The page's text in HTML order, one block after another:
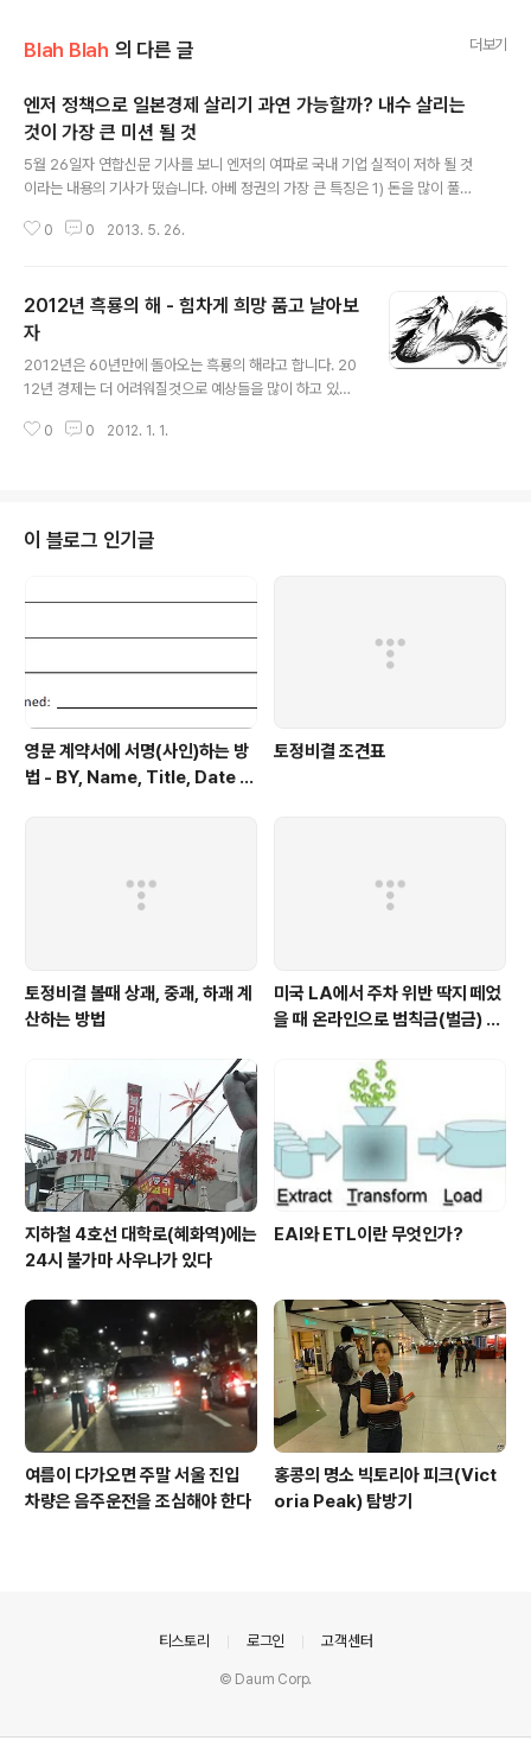
Blah Blah 의 다른 글 더보기
엔저 정책으로 일본경제 살리기 과연 가능할까? 내수 살리는
것이 가장 큰 미션 될 것
5월 26일자 연합신문 기사를 보니 엔저의 여파로 국내 기업 실적이 저하 될 것
이라는 내용의 기사가 떴습니다. 아베 정권의 가장 큰 특징은 1) 돈을 많이 풀어
것. 이를 통해 실제로 일본의 수출시장은 숨통이 좀 트인 것 같아 보입니다. 그러
라고 부르기도 했는데요. 이는 번 버냉키 미국 중앙은행 의장의 출구전략 암시
발언으로 세계 증권시장이 요동을 친것것과 관련이 있다고 하는데요. 세계 시장
이 1% 안밖의 조정이 있었던 것에 비하면 일본의 7%는 심한 것이라고 할 수 있
습니..
0 0 2013. 5. 26.
2012년 흑룡의 해 - 힘차게 희망 품고 날아보
자
2012년은 60년만에 돌아오는 흑룡의 해라고 합니다. 20
12년 경제는 더 어려워질것으로 예상들을 많이 하고 있습
식구들… 동료들… 모두 건강했으면 좋겠습니다. 2012년
통령이 퇴임 하는 경우 그분들이 편안하게 퇴임하는 경우
는 그렇게 흔하지 않았습니다. 우리나라 뿐만 아니라 미국,
라고 합니다. 아래 흑룡 사진은 한국경제 1월 1일자 기사에
0 0 2012. 1. 1.
이 블로그 인기글
영문 계약서에 서명(사인)하는 방
법 - BY, Name, Title, Date Si
토정비결 조견표
토정비결 볼때 상괘, 중괘, 하괘 계
산하는 방법
미국 LA에서 주차 위반 딱지 떼었
을 때 온라인으로 범칙금(벌금) 내
지하철 4호선 대학로(혜화역)에는
24시 불가마 사우나가 있다
EAI와 ETL이란 무엇인가?
여름이 다가오면 주말 서울 진입
차량은 음주운전을 조심해야 한다
홍콩의 명소 빅토리아 피크(Vict
oria Peak) 탐방기
티스토리 로그인 고객센터
© Daum Corp.